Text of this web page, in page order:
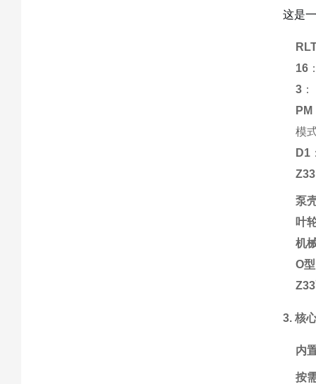
这是
16
3
PM
模
D1
Z33
泵
叶
机
O
3. 核
内
按